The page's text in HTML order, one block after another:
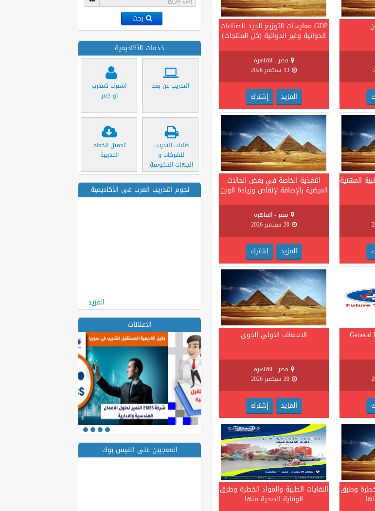
GDP ممارسات التوزيع الجيد للصناعات
الدوائية وغير الدوائية (كل المنتجات)
مصر - القاهره
13 سبتمبر 2026
المزيد إشترك
المهنية التغذية الخاصة في بعض الحالات
المرضية بالإضافة لإنقاص وزيادة الوزن
مصر - القاهره
20 سبتمبر 2026
المزيد إشترك
General الاسعاف الاولى الجوى
مصر - القاهره
20 سبتمبر 2026
المزيد إشترك
وطرق النفايات الطبية والمواد الخطرة وطرق
الوقاية الصحية منها
بحث
خدمات الأكاديمية
التدريب عن بعد
اشترك كمدرب
او خبير
طلبات التدريب
للشركات و
الجهات الحكومية
تحميل الخطة
التدريبة
نجوم التدريب العرب فى الأكاديمية
المزيد
الاعلانات
> <
المعجبين على الفيس بوك